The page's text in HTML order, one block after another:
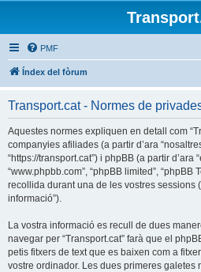
PMF
Índex del fòrum
Transport.cat - Normes de
Aquestes normes expliquen en detall com
companyies afiliades (a partir d’ara
“https://transport.cat”) i phpBB (a partir d’ara
“www.phpbb.com”, “phpBB limited”, “phpBB
recollida durant una de les vostres sessions
informació”).
La vostra informació es recull de dues
navegar per “Transport.cat” farà que el
petis fitxers de text que es baixen com a
vostre ordinador. Les dues primeres